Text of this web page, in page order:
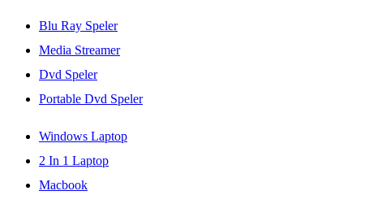
Blu Ray Speler
Media Streamer
Dvd Speler
Portable Dvd Speler
Windows Laptop
2 In 1 Laptop
Macbook